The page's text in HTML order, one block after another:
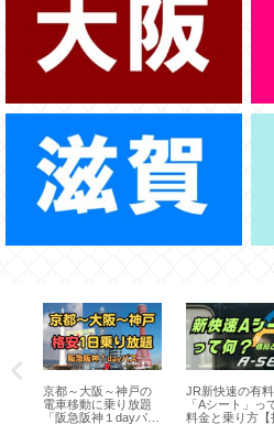
京都～大阪～神戸の
電車移動に乗り放題
「阪急阪神１dayパ
JR新快速の有
「Aシート」っ
料金と乗り方【